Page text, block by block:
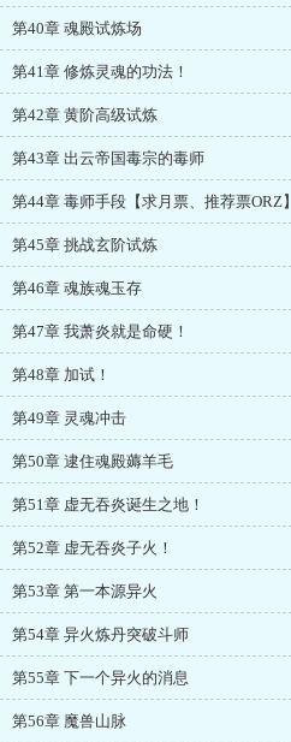
第40章 魂殿试炼场
第41章 修炼灵魂的功法！
第42章 黄阶高级试炼
第43章 出云帝国毒宗的毒师
第44章 毒师手段【求月票、推荐票ORZ】
第45章 挑战玄阶试炼
第46章 魂族魂玉存
第47章 我萧炎就是命硬！
第48章 加试！
第49章 灵魂冲击
第50章 逮住魂殿薅羊毛
第51章 虚无吞炎诞生之地！
第52章 虚无吞炎子火！
第53章 第一本源异火
第54章 异火炼丹突破斗师
第55章 下一个异火的消息
第56章 魔兽山脉